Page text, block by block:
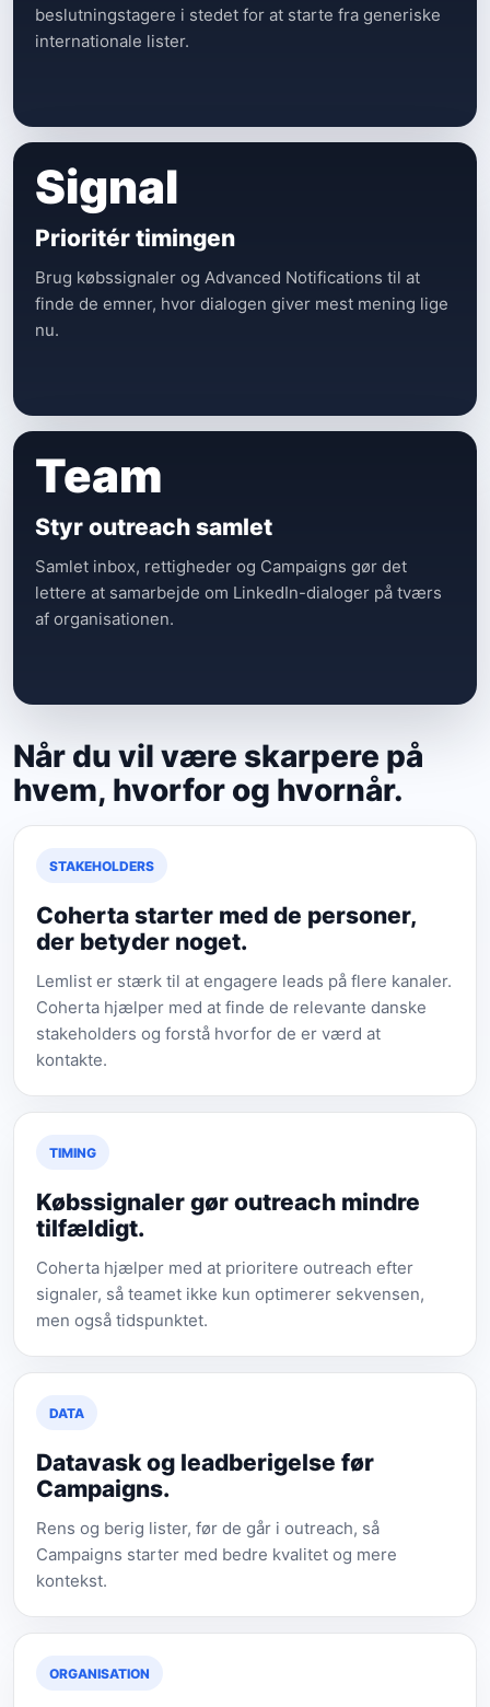
beslutningstagere i stedet for at starte fra generiske
internationale lister.
Signal
Prioritér timingen
Brug købssignaler og Advanced Notifications til at
finde de emner, hvor dialogen giver mest mening lige
nu.
Team
Styr outreach samlet
Samlet inbox, rettigheder og Campaigns gør det
lettere at samarbejde om LinkedIn-dialoger på tværs
af organisationen.
Når du vil være skarpere på
hvem, hvorfor og hvornår.
STAKEHOLDERS
Coherta starter med de personer,
der betyder noget.
Lemlist er stærk til at engagere leads på flere kanaler.
Coherta hjælper med at finde de relevante danske
stakeholders og forstå hvorfor de er værd at
kontakte.
TIMING
Købssignaler gør outreach mindre
tilfældigt.
Coherta hjælper med at prioritere outreach efter
signaler, så teamet ikke kun optimerer sekvensen,
men også tidspunktet.
DATA
Datavask og leadberigelse før
Campaigns.
Rens og berig lister, før de går i outreach, så
Campaigns starter med bedre kvalitet og mere
kontekst.
ORGANISATION